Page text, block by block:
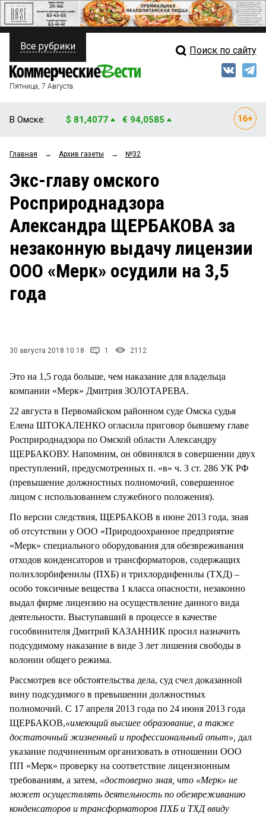
ПОЛИТИКА
ФИНАНСЫ
ОБЩЕСТВО
ЗАКОН
НОВОСТИ КОМПАНИЙ
СТИЛЬ ЖИЗНИ
Свежий выпуск
Рейтинги
Блоги
Архив
Все рубрики Поиск по сайту
Пятница, 7 Августа
В Омске: $ 81,4077 € 94,0585
Главная → Архив газеты → №32
Экс-главу омского
Росприроднадзора
Александра ЩЕРБАКОВА за
незаконную выдачу лицензии
ООО «Мерк» осудили на 3,5
года
30 августа 2018 10:18 1 2112
Это на 1,5 года больше, чем наказание для владельца
компании «Мерк» Дмитрия ЗОЛОТАРЕВА.
22 августа в Первомайском районном суде Омска судья
Елена ШТОКАЛЕНКО огласила приговор бывшему главе
Росприроднадзора по Омской области Александру
ЩЕРБАКОВУ. Напомним, он обвинялся в совершении двух
преступлений, предусмотренных п. «в» ч. 3 ст. 286 УК РФ
(превышение должностных полномочий, совершенное
лицом с использованием служебного положения).
По версии следствия, ЩЕРБАКОВ в июне 2013 года, зная
об отсутствии у ООО «Природоохранное предприятие
«Мерк» специального оборудования для обезвреживания
отходов конденсаторов и трансформаторов, содержащих
полихлорбифенилы (ПХБ) и трихлордифенилы (ТХД) –
особо токсичные вещества 1 класса опасности, незаконно
выдал фирме лицензию на осуществление данного вида
деятельности. Выступавший в процессе в качестве
гособвинителя Дмитрий КАЗАННИК просил назначить
подсудимому наказание в виде 3 лет лишения свободы в
колонии общего режима.
Рассмотрев все обстоятельства дела, суд счел доказанной
вину подсудимого в превышении должностных
полномочий. С 17 апреля 2013 года по 24 июня 2013 года
ЩЕРБАКОВ,«имеющий высшее образование, а также
достаточный жизненный и профессиональный опыт», дал
указание подчиненным организовать в отношении ООО
ПП «Мерк» проверку на соответствие лицензионным
требованиям, а затем, «достоверно зная, что «Мерк» не
может осуществлять деятельность по обезвреживанию
конденсаторов и трансформаторов ПХБ и ТХД ввиду